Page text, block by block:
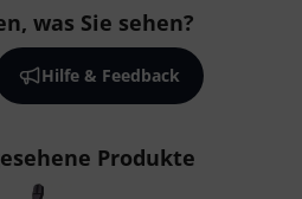
was Sie sehen?
Hilfe & Feedback
Produkte